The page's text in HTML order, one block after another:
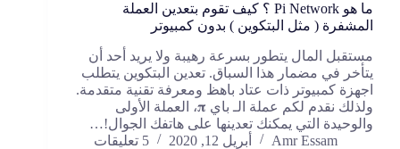
ما هو Pi Network ؟ كيف تقوم بتعدين العملة
المشفرة ( مثل البتكوين ) بدون كمبيوتر
مستقبل المال يتطور بسرعة رهيبة ولا يريد أحد أن
يتأخر في مضمار هذا السباق. تعدين البتكوين يتطلب
اجهزة كمبيوتر ذات عتاد باهظ ومعرفة تقنية متقدمة.
ولذلك نقدم لكم عملة الـ باي 𝛑، العملة الأولى
والوحيدة التي يمكنك تعدينها على هاتفك الجوال!…
Amr Essam
أبريل 12, 2020 5 تعليقات